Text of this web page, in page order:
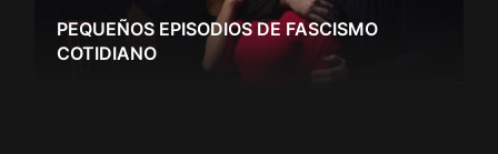
PEQUEÑOS EPISODIOS DE FASCISMO
COTIDIANO